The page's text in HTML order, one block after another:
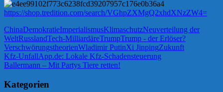
https://shop.tredition.com/search/VGhpZXMgQ2xhdXNzZW4=
ChinaDemokratieImperialismusKlimaschutzNeuverteilung der
WeltRusslandTech-MilliardäreTrumpTrump - der Erlöser?
VerschwörungstheorienWladimir PutinXi JinpingZukunft
Beitragsnavigation
Vorheriger
Beitrag:
Kfz-UnfallApp.de: Lokale Kfz-Schadensteuerung
Nächster
Ballermann – Mit Partys Tiere retten!
Kategorien